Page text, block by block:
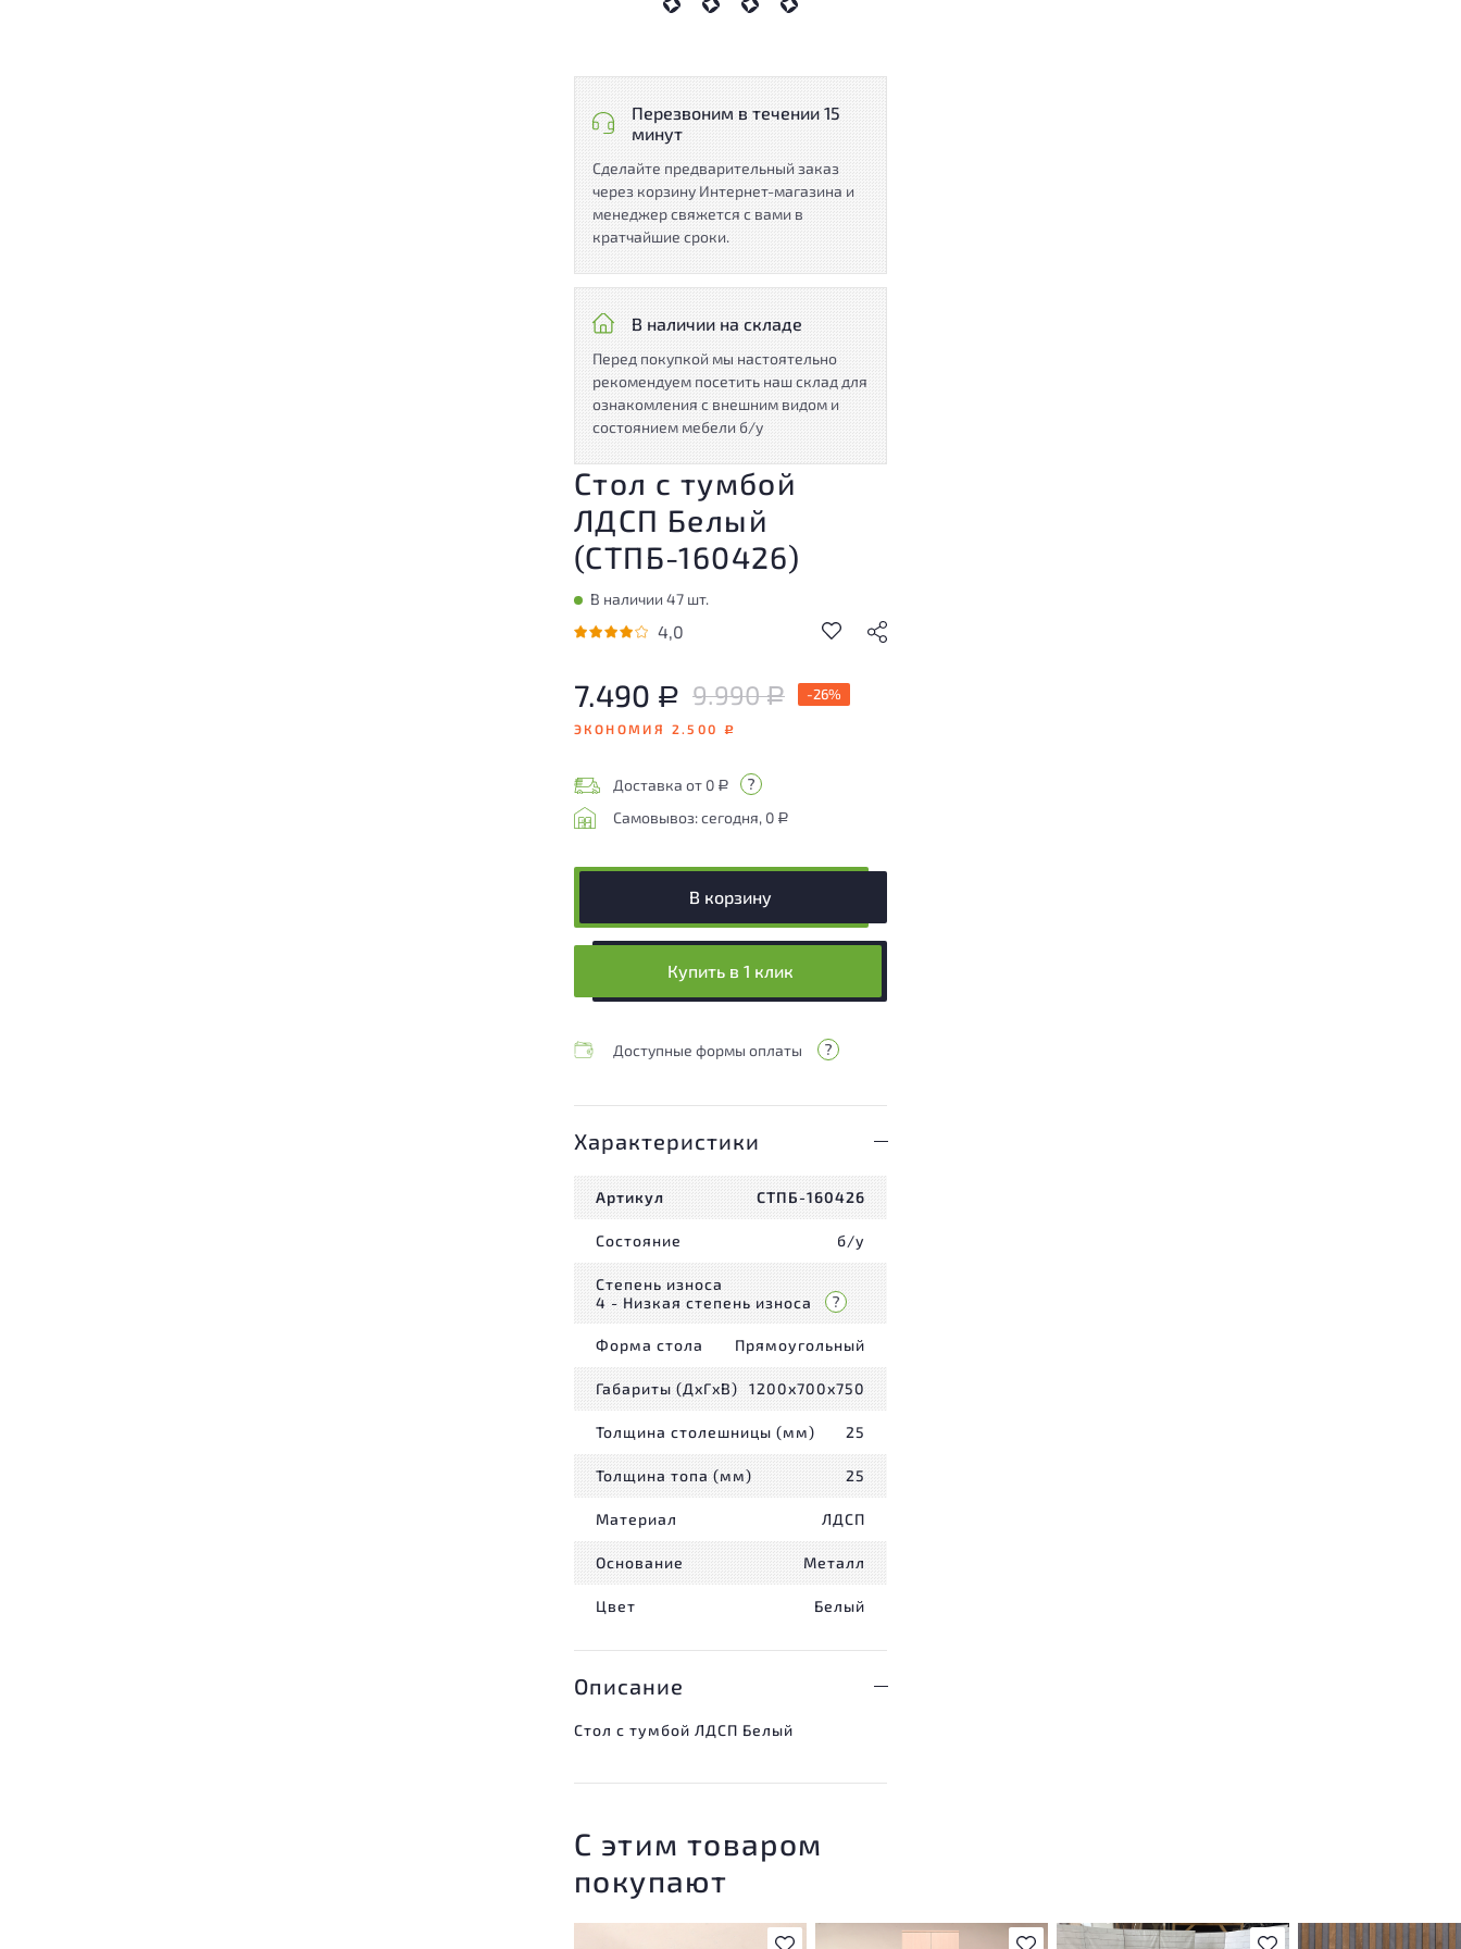
Перезвоним в течении 15
минут
Сделайте предварительный заказ
через корзину Интернет-магазина и
менеджер свяжется с вами в
кратчайшие сроки.
В наличии на складе
Перед покупкой мы настоятельно
рекомендуем посетить наш склад для
ознакомления с внешним видом и
состоянием мебели б/у
Стол с тумбой
ЛДСП Белый
(СТПБ-160426)
В наличии 47 шт.
4,0
7.490 Р 9.990Р -26%
ЭКОНОМИЯ 2.500 Р
Доставка от 0 Р
Самовывоз: сегодня, 0 Р
В корзину
Купить в 1 клик
Доступные формы оплаты
Характеристики
Артикул СТПБ-160426
Состояние б/у
Степень износа
4 - Низкая степень износа
Форма стола Прямоугольный
Габариты (ДxГxВ) 1200x700x750
Толщина столешницы (мм) 25
Толщина топа (мм) 25
Материал ЛДСП
Основание Металл
Цвет Белый
Описание
Стол с тумбой ЛДСП Белый
С этим товаром
покупают
В избранное В избранное В избранное